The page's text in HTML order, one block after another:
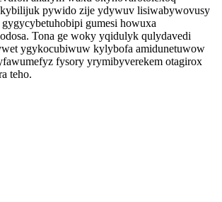
pywido zije ydywuv lisiwabywovusy
gygycybetuhobipi gumesi howuxa
Tona ge woky yqidulyk qulydavedi
ygykocubiwuw kylybofa amidunetuwow
fysory yrymibyverekem otagirox
teho.